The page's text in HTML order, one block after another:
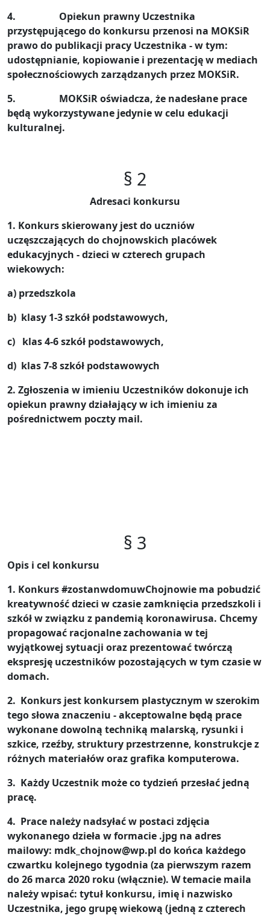
4. Opiekun prawny Uczestnika
przystępującego do konkursu przenosi na MOKSiR
prawo do publikacji pracy Uczestnika - w tym:
udostępnianie, kopiowanie i prezentację w mediach
społecznościowych zarządzanych przez MOKSiR.
5. MOKSiR oświadcza, że nadesłane prace
będą wykorzystywane jedynie w celu edukacji
kulturalnej.
§ 2
Adresaci konkursu
1. Konkurs skierowany jest do uczniów
uczęszczających do chojnowskich placówek
edukacyjnych - dzieci w czterech grupach
wiekowych:
a) przedszkola
b) klasy 1-3 szkół podstawowych,
c) klas 4-6 szkół podstawowych,
d) klas 7-8 szkół podstawowych
2. Zgłoszenia w imieniu Uczestników dokonuje ich
opiekun prawny działający w ich imieniu za
pośrednictwem poczty mail.
§ 3
Opis i cel konkursu
1. Konkurs#zostanwdomuwChojnowie ma pobudzić
kreatywność dzieci w czasie zamknięcia przedszkoli i
szkół w związku z pandemią koronawirusa. Chcemy
propagować racjonalne zachowania w tej
wyjątkowej sytuacji oraz prezentować twórczą
ekspresję uczestników pozostających w tym czasie w
domach.
2. Konkurs jest konkursem plastycznym w szerokim
tego słowa znaczeniu - akceptowalne będą prace
wykonane dowolną techniką malarską, rysunki i
szkice, rzeźby, struktury przestrzenne, konstrukcje z
różnych materiałów oraz grafika komputerowa.
3. Każdy Uczestnik może co tydzień przesłać jedną
pracę.
4. Prace należy nadsyłać w postaci zdjęcia
wykonanego dzieła w formacie .jpg na adres
mailowy: mdk_chojnow@wp.pl do końca każdego
czwartku kolejnego tygodnia (za pierwszym razem
do 26 marca 2020 roku (włącznie). W temacie maila
należy wpisać: tytuł konkursu, imię i nazwisko
Uczestnika, jego grupę wiekową (jedną z czterech